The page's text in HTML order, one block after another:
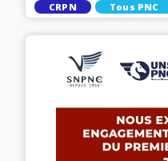
CRPN Tous PNC